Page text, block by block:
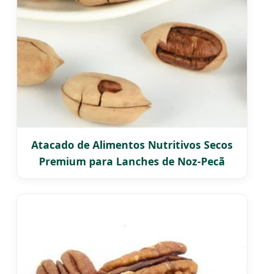
Atacado de Alimentos Nutritivos Secos
Premium para Lanches de Noz-Pecã